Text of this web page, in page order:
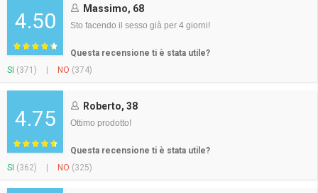
4.50 Massimo, 68
Sto facendo il sesso già per 4 giorni!
Questa recensione ti è stata utile?
SI (371) NO (374)
4.75 Roberto, 38
Ottimo prodotto!
Questa recensione ti è stata utile?
SI (362) NO (325)